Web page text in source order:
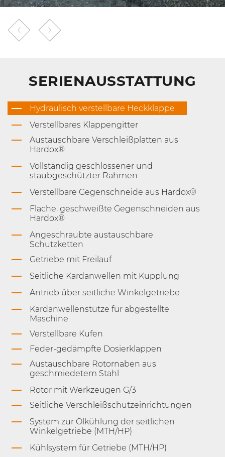
SERIENAUSSTATTUNG
Hydraulisch verstellbare Heckklappe
Verstellbares Klappengitter
Austauschbare Verschleißplatten aus
Hardox®
Vollständig geschlossener und
staubgeschützter Rahmen
Verstellbare Gegenschneide aus Hardox®
Flache, geschweißte Gegenschneiden aus
Hardox®
Angeschraubte austauschbare
Schutzketten
Getriebe mit Freilauf
Seitliche Kardanwellen mit Kupplung
Antrieb über seitliche Winkelgetriebe
Kardanwellenstütze für abgestellte
Maschine
Verstellbare Kufen
Feder-gedämpfte Dosierklappen
Austauschbare Rotornaben aus
geschmiedetem Stahl
Rotor mit Werkzeugen G/3
Seitliche Verschleißschutzeinrichtungen
System zur Ölkühlung der seitlichen
Winkelgetriebe (MTH/HP)
Kühlsystem für Getriebe (MTH/HP)